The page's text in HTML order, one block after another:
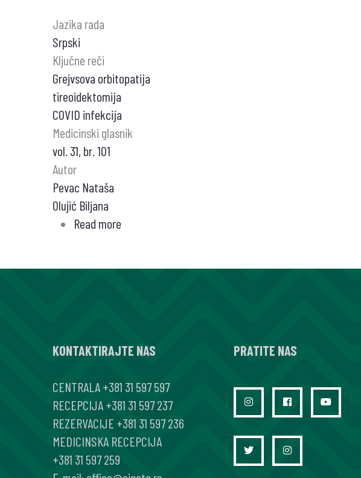
Jazika rada
Srpski
Ključne reči
Grejvsova orbitopatija
tireoidektomija
COVID infekcija
Medicinski glasnik
vol. 31, br. 101
Autor
Pevac Nataša
Olujić Biljana
Read more
AUTOIMUNOG
KONTAKTIRAJTE NAS
CENTRALA+381 31 597 597
RECEPCIJA+381 31 597 237
REZERVACIJE +381 31 597 236
MEDICINSKA RECEPCIJA
+381 31 597 259
PRATITE NAS